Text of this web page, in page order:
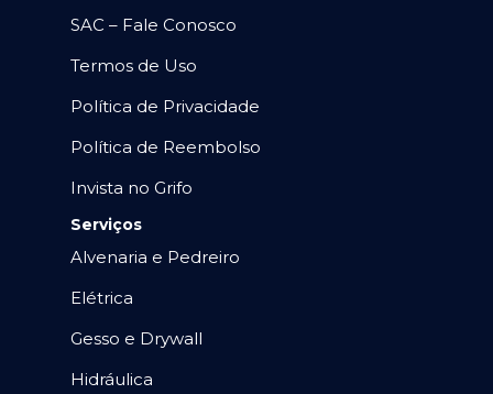
SAC – Fale Conosco
Termos de Uso
Política de Privacidade
Política de Reembolso
Invista no Grifo
Serviços
Alvenaria e Pedreiro
Elétrica
Gesso e Drywall
Hidráulica